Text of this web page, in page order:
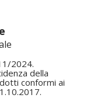
2024.
della
conformi ai